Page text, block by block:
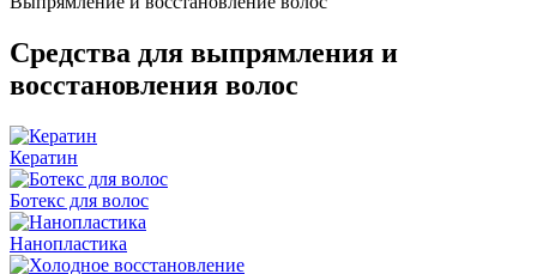
Средства для выпрямления и
восстановления волос
Кератин
Ботекс для волос
Нанопластика